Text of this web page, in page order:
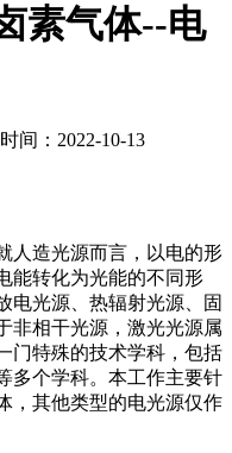
素气体--电
间：2022-10-13
人造光源而言，以电的形
能转化为光能的不同形
电光源、热辐射光源、固
非相干光源，激光光源属
门特殊的技术学科，包括
多个学科。本工作主要针
，其他类型的电光源仅作